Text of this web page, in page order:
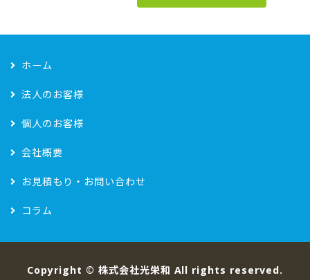
ホーム
法人のお客様
個人のお客様
会社概要
お見積もり・お問い合わせ
コラム
Copyright © 株式会社光栄和 All rights reserved.